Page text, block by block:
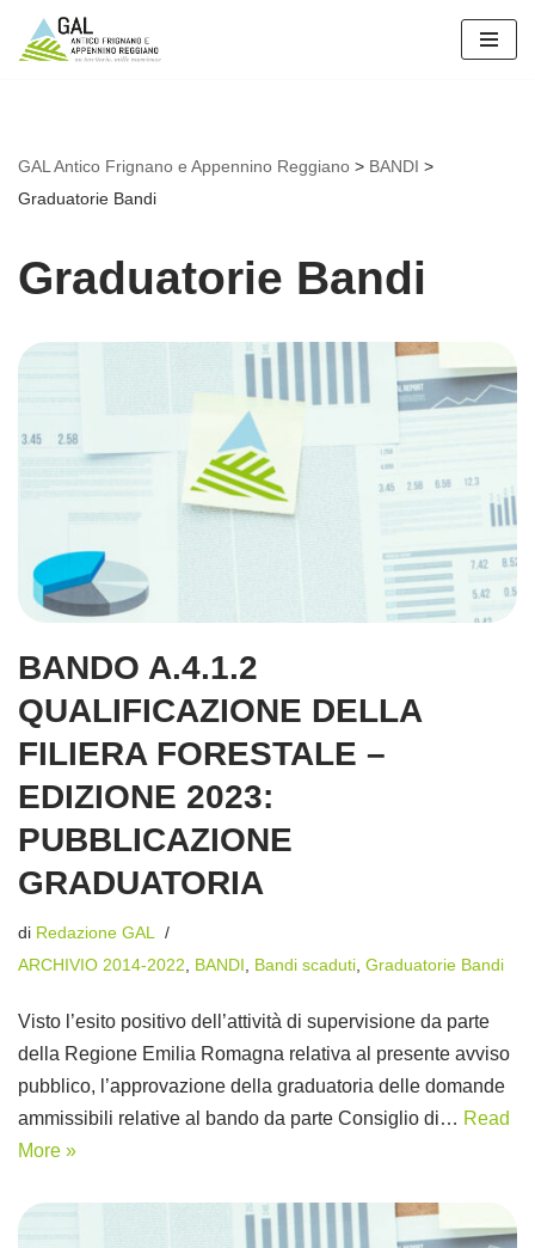
Vai
GAL Antico Frignano e Appennino Reggiano > BANDI >
Graduatorie Bandi
Graduatorie Bandi
BANDO A.4.1.2
QUALIFICAZIONE DELLA
FILIERA FORESTALE –
EDIZIONE 2023:
PUBBLICAZIONE
GRADUATORIA
di Redazione GAL
ARCHIVIO 2014-2022
BANDI Bandi scaduti Graduatorie Bandi
Visto l’esito positivo dell’attività di supervisione da parte
della Regione Emilia Romagna relativa al presente avviso
pubblico, l’approvazione della graduatoria delle domande
ammissibili relative al bando da parte Consiglio di… Read
More »